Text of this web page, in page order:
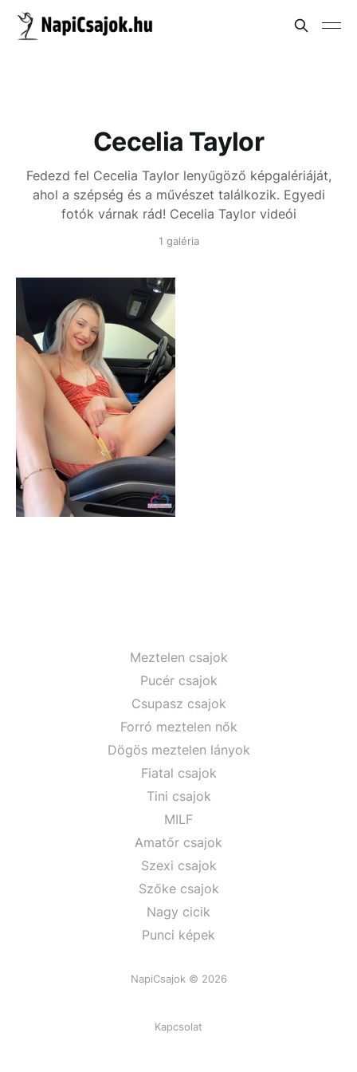
Cecelia Taylor
Fedezd fel Cecelia Taylor lenyűgöző képgalériáját,
ahol a szépség és a művészet találkozik. Egyedi
fotók várnak rád! Cecelia Taylor videói
1 galéria
Meztelen csajok
Pucér csajok
Csupasz csajok
Forró meztelen nők
Dögös meztelen lányok
Fiatal csajok
Tini csajok
MILF
Amatőr csajok
Szexi csajok
Szőke csajok
Nagy cicik
Punci képek
NapiCsajok © 2026
Kapcsolat